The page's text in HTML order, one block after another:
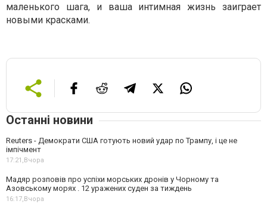
маленького шага, и ваша интимная жизнь заиграет
новыми красками.
Останні новини
Reuters - Демократи США готують новий удар по Трампу, і це не
імпічмент
17:21,Вчора
Мадяр розповів про успіхи морських дронів у Чорному та
Азовському морях . 12 уражених суден за тиждень
16:17,Вчора